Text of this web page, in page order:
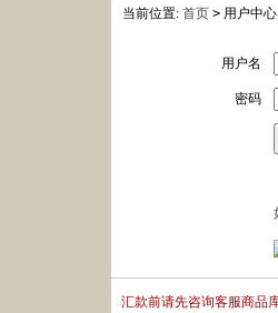
当前位置: 首页 > 用户中心
用户名
密码
汇款前请先咨询客服商品